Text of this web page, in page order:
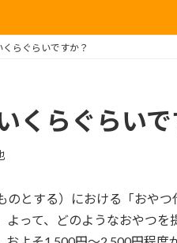
らぐらいですか？
くらぐらいで
とする）における「おやつ
って、どのようなおやつを